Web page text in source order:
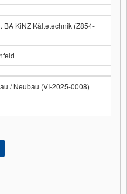
BA KiNZ Kältetechnik (Z854-
/ Neubau (VI-2025-0008)